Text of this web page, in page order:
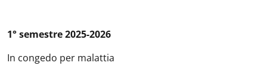
1° semestre 2025-2026
In congedo per malattia